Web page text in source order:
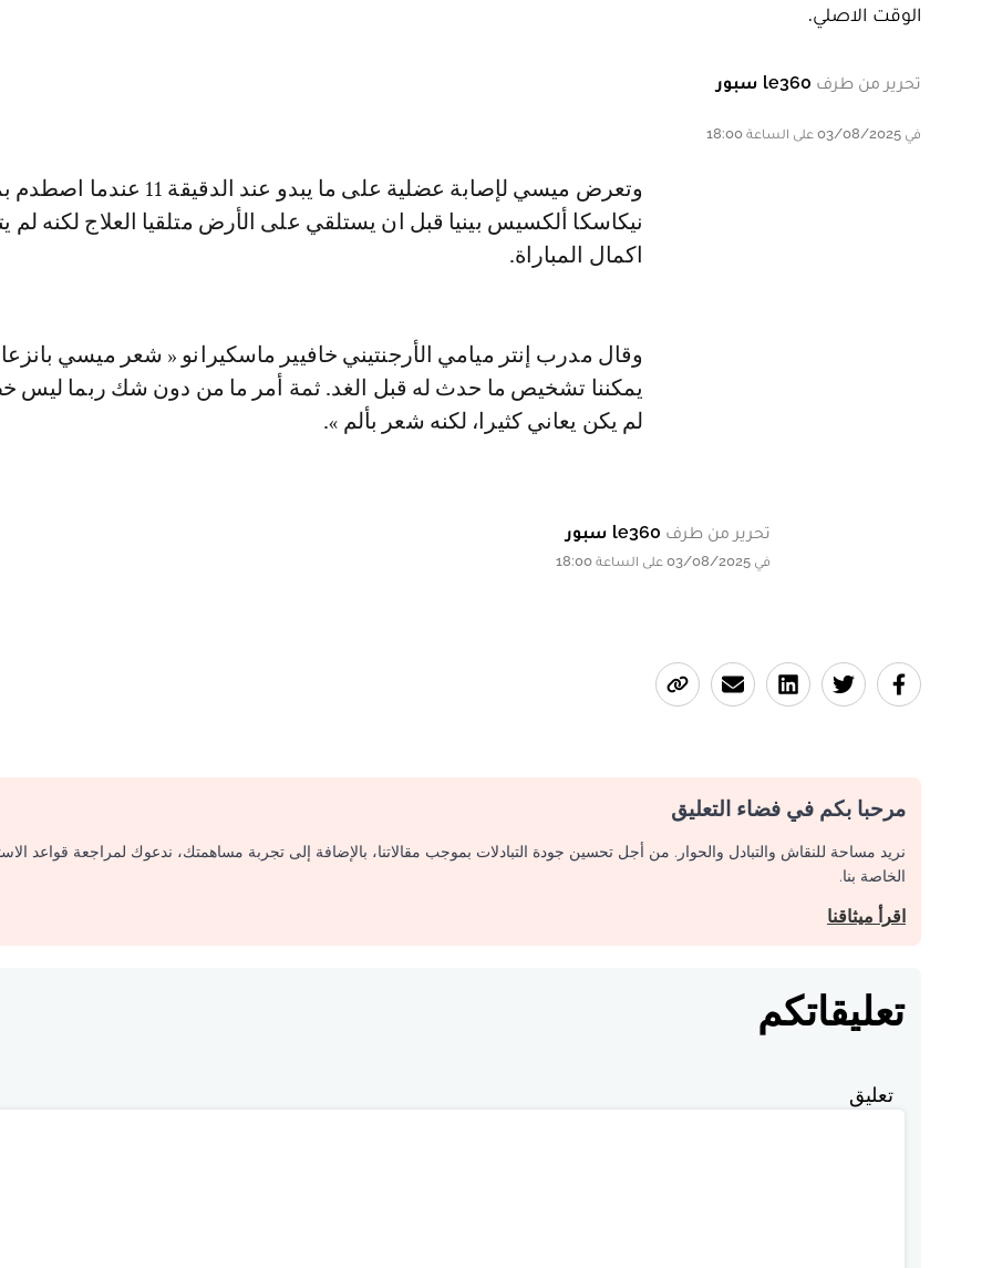
الوقت الاصلي.
تحرير من طرف le360 سبور
في 03/08/2025 على الساعة 18:00
وتعرض ميسي لإصابة عضلية على ما يبدو عند الدقيقة 11 عندما اصطدم بمدافع
نيكاسكا ألكسيس بينيا قبل ان يستلقي على الأرض متلقيا العلاج لكنه لم
اكمال المباراة.
وقال مدرب إنتر ميامي الأرجنتيني خافيير ماسكيرانو « شعر ميسي
يمكننا تشخيص ما حدث له قبل الغد. ثمة أمر ما من دون شك ربما ليس
لم يكن يعاني كثيرا، لكنه شعر بألم ».
تحرير من طرف le360 سبور
في 03/08/2025 على الساعة 18:00
مرحبا بكم في فضاء التعليق
نريد مساحة للنقاش والتبادل والحوار. من أجل تحسين جودة التبادلات بموجب مقالاتنا، بالإضافة إلى تجربة مساهمتك، ندعوك لمراجعة قواعد
الخاصة بنا.
اقرأ ميثاقنا
تعليقاتكم
تعليق